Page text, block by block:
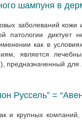
шампуня в
заболеваний
патологии диктует
как в
является
предназначенный
Руссель” =
и крупных